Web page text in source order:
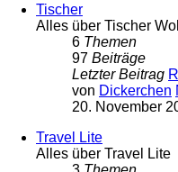
Tischer
Alles über Tischer
6 Themen
97 Beiträge
Letzter Beitrag
von Dickerchen
20. November
Travel Lite
Alles über Travel Lite